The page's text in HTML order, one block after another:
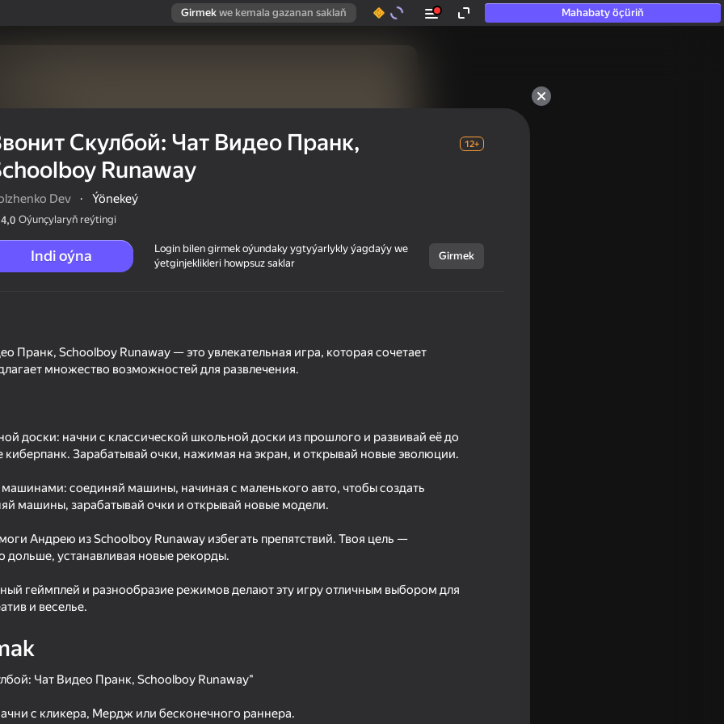
Girmek we kemala gazanan saklaň Mahabaty öçüriň
Zero to Millionaire! Death Forest: Horror Multiplayer
65 50
Скулбой: Чат Видео Пранк,
Runaway
12+
Dev · Ýönekeý
4,0 Oýunçylaryň reýtingi
Indi oýna
Login bilen girmek oýundaky ygtyýarlykly ýagdaýy we
ýetginjeklikleri howpsuz saklar
Girmek
Пранк, Schoolboy Runaway — это увлекательная игра, которая сочетает
множество возможностей для развлечения.
доски: начни с классической школьной доски из прошлого и развивай её до
киберпанк. Зарабатывай очки, нажимая на экран, и открывай новые эволюции.
соединяй машины, начиная с маленького авто, чтобы создать
машины, зарабатывай очки и открывай новые модели.
Андрею из Schoolboy Runaway избегать препятствий. Твоя цель —
дольше, устанавливая новые рекорды.
геймплей и разнообразие режимов делают эту игру отличным выбором для
и веселье.
Чат Видео Пранк, Schoolboy Runaway"
с кликера, Мердж или бесконечного раннера.